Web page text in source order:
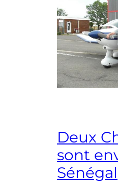
Deux
sont
Sénégal